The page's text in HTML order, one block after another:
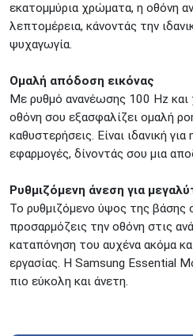
εκατομμύρια χρώματα, η οθόνη
λεπτομέρεια, κάνοντάς την
ψυχαγωγία.
Ομαλή απόδοση εικόνας
Με ρυθμό ανανέωσης 100 Hz και
οθόνη σου εξασφαλίζει ομαλή
καθυστερήσεις. Είναι ιδανική
εφαρμογές, δίνοντάς σου μια
Ρυθμιζόμενη άνεση για
Το ρυθμιζόμενο ύψος της βάσης
προσαρμόζεις την οθόνη στις
καταπόνηση του αυχένα ακόμα
εργασίας. Η Samsung Essential
πιο εύκολη και άνετη.